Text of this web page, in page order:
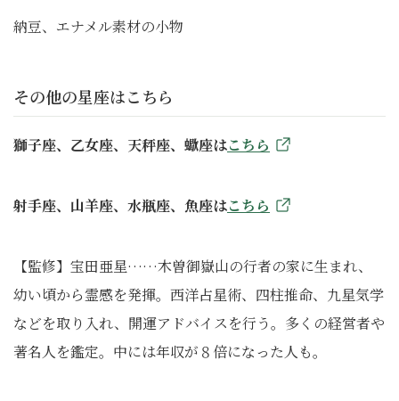
納豆、エナメル素材の小物
その他の星座はこちら
獅子座、乙女座、天秤座、蠍座はこちら
射手座、山羊座、水瓶座、魚座はこちら
【監修】宝田亜星……木曽御嶽山の行者の家に生まれ、
幼い頃から霊感を発揮。西洋占星術、四柱推命、九星気学
などを取り入れ、開運アドバイスを行う。多くの経営者や
著名人を鑑定。中には年収が８倍になった人も。